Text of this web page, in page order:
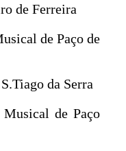
de Ferreira
de Paço de
da Serra
de Paço